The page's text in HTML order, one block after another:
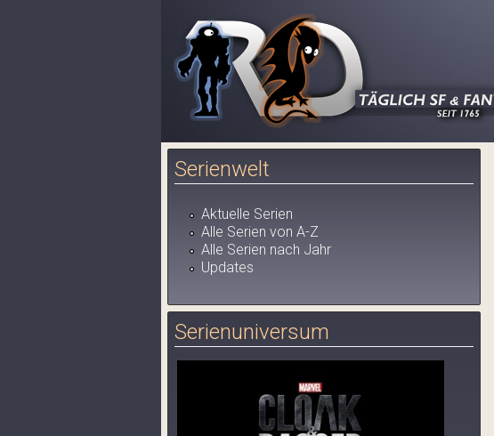
Serienwelt
Aktuelle Serien
Alle Serien von A-Z
Alle Serien nach Jahr
Updates
Serienuniversum